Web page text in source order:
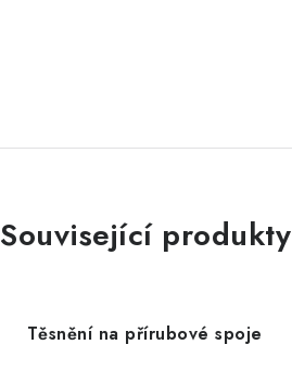
Související produkty
Těsnění na přírubové spoje